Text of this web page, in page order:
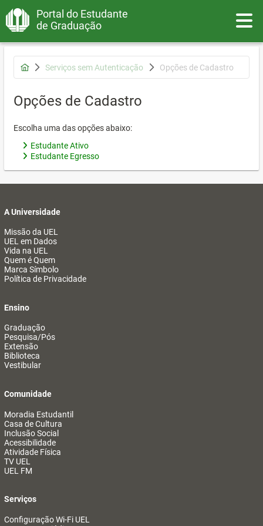
Portal do Estudante
de Graduação
Serviços sem Autenticação Opções de Cadastro
Opções de Cadastro
Escolha uma das opções abaixo:
Estudante Ativo
Estudante Egresso
A Universidade
Missão da UEL
UEL em Dados
Vida na UEL
Quem é Quem
Marca Símbolo
Política de Privacidade
Ensino
Graduação
Pesquisa/Pós
Extensão
Biblioteca
Vestibular
Comunidade
Moradia Estudantil
Casa de Cultura
Inclusão Social
Acessibilidade
Atividade Física
TV UEL
UEL FM
Serviços
Configuração Wi-Fi UEL